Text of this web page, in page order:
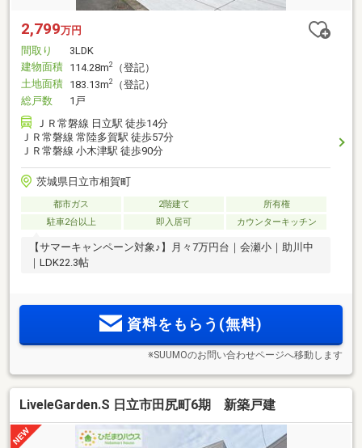
2,799万円
間取り
3LDK
建物面積 114.28m2
（登記）
土地面積 183.13m2
（登記）
総戸数
1戸
ＪＲ常磐線 日立駅 徒歩14分
ＪＲ常磐線 常陸多賀駅 徒歩57分
ＪＲ常磐線 小木津駅 徒歩90分
茨城県日立市相賀町
都市ガス 2階建て
所有権
駐車2台以上
即入居可 カウンターキッチン
【サマーキャンペーン対象♪】月々7万円台｜会瀬小｜助川中
｜LDK22.3帖
資料をもらう(無料)
※SUUMOのお問い合わせページへ移動します
LiveleGarden.S 日立市田尻町6期 新築戸建